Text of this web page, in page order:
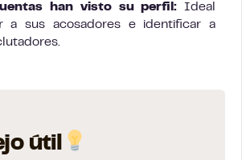
han visto su perfil: Ideal
a sus acosadores e identificar a
útil